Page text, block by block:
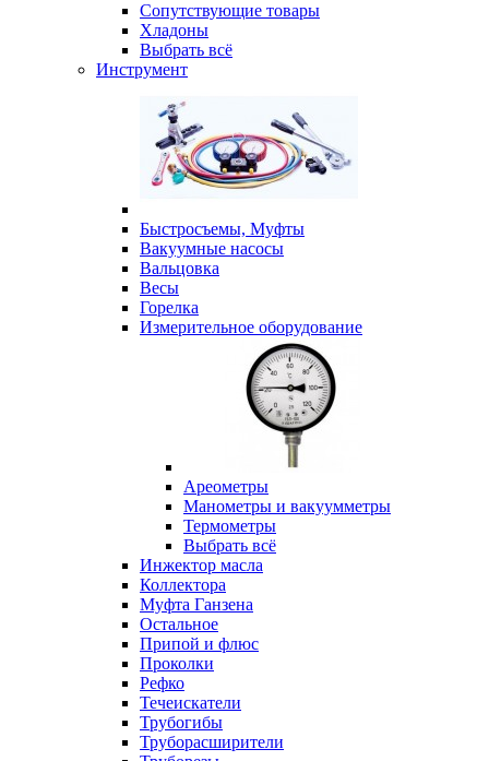
Сопутствующие товары
Хладоны
Выбрать всё
Инструмент
Быстросъемы, Муфты
Вакуумные насосы
Вальцовка
Весы
Горелка
Измерительное оборудование
Ареометры
Манометры и вакуумметры
Термометры
Выбрать всё
Инжектор масла
Коллектора
Муфта Ганзена
Остальное
Припой и флюс
Проколки
Рефко
Течеискатели
Трубогибы
Труборасширители